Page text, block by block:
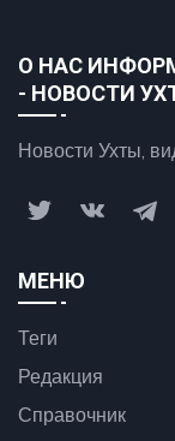
О НАС
- НОВОСТИ
Новости Ухты,
МЕНЮ
Теги
Редакция
Справочник